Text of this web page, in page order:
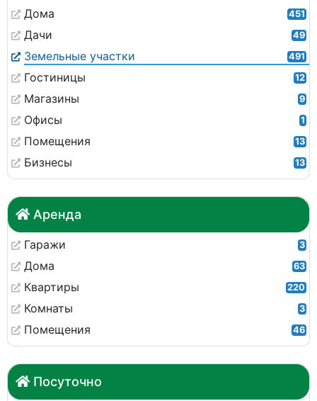
Дома 451
Дачи 49
Земельные участки 491
Гостиницы 12
Магазины 9
Офисы 1
Помещения 13
Бизнесы 13
Аренда
Гаражи 3
Дома 63
Квартиры 220
Комнаты 3
Помещения 46
Посуточно